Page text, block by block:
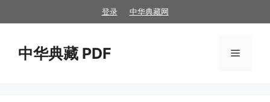
至
登录 中华典藏网
中华典藏 PDF 菜